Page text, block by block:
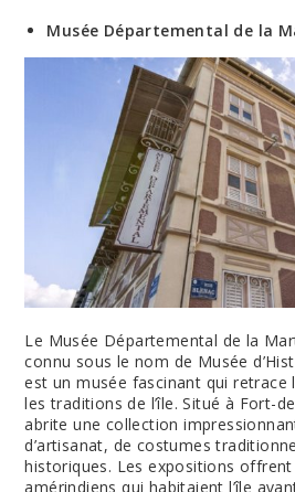
Musée Départemental de la
Le Musée Départemental de la
connu sous le nom de Musée
est un musée fascinant qui retrace
les traditions de l’île. Situé à Fort-
abrite une collection
d’artisanat, de costumes
historiques. Les expositions
amérindiens qui habitaient l’île